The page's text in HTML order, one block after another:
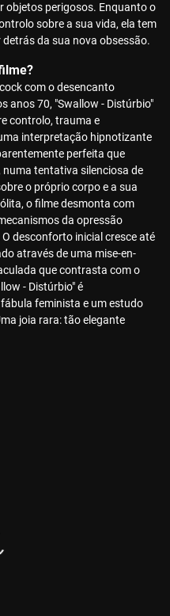
objetos perigosos. Enquanto o
sobre a sua vida, ela tem
da sua nova obsessão.
com o desencanto
anos 70, "Swallow - Distúrbio"
controlo, trauma e
interpretação hipnotizante
perfeita que
tentativa silenciosa de
o próprio corpo e a sua
o filme desmonta com
da opressão
desconforto inicial cresce até
através de uma mise-en-
que contrasta com o
- Distúrbio" é
feminista e um estudo
joia rara: tão elegante